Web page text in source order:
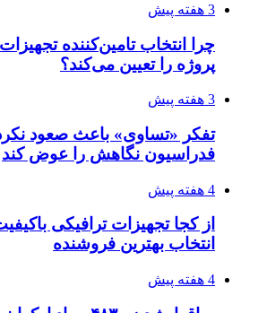
3 هفته پیش
چرا انتخاب تامین‌کننده
پروژه را تعیین می‌کند؟
3 هفته پیش
تفکر «تساوی» باعث صعود
فدراسیون نگاهش را عوض کند
4 هفته پیش
از کجا تجهیزات ترافیکی
انتخاب بهترین فروشنده
4 هفته پیش